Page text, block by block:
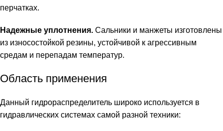
перчатках.
Надежные уплотнения. Сальники и манжеты изготовлены
из износостойкой резины, устойчивой к агрессивным
средам и перепадам температур.
Область применения
Данный гидрораспределитель широко используется в
гидравлических системах самой разной техники: